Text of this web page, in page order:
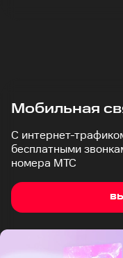
Мобильная
С интернет-
бесплатными
номера МТС